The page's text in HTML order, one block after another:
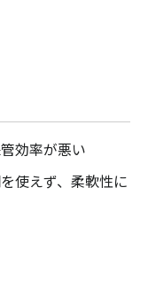
効率が悪い
使えず、柔軟性に